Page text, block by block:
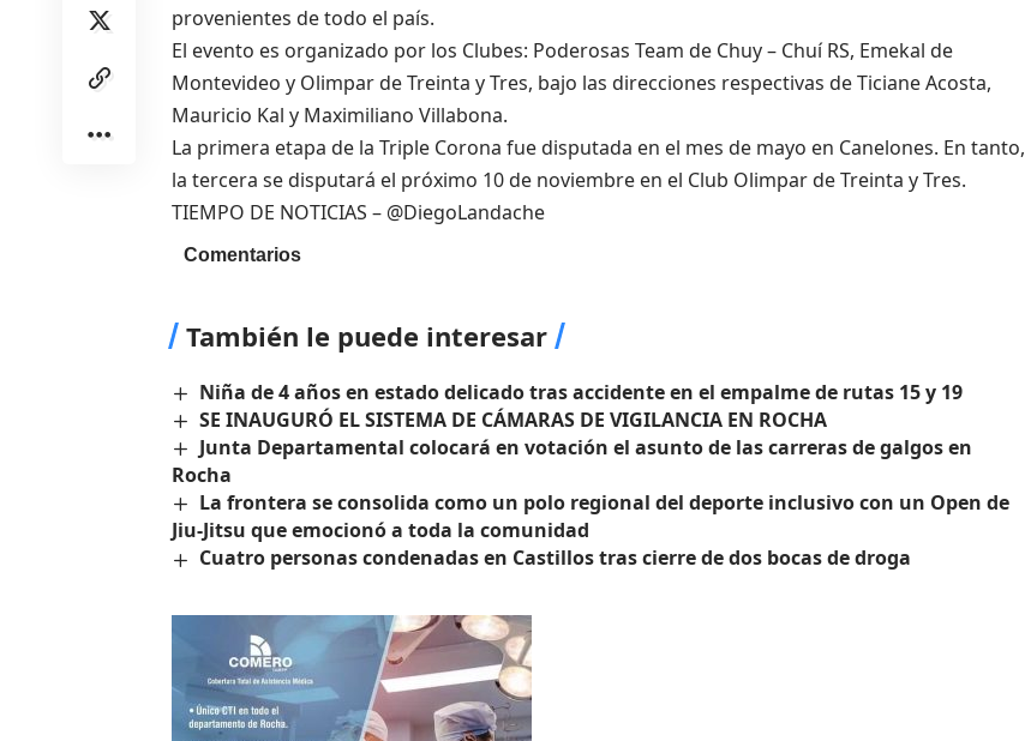
provenientes de todo el país.
El evento es organizado por los Clubes: Poderosas Team de Chuy – Chuí RS, Emekal de
Montevideo y Olimpar de Treinta y Tres, bajo las direcciones respectivas de Ticiane Acosta,
Mauricio Kal y Maximiliano Villabona.
La primera etapa de la Triple Corona fue disputada en el mes de mayo en Canelones. En tanto,
la tercera se disputará el próximo 10 de noviembre en el Club Olimpar de Treinta y Tres.
TIEMPO DE NOTICIAS – @DiegoLandache
Comentarios
También le puede interesar
Niña de 4 años en estado delicado tras accidente en el empalme de rutas 15 y 19
SE INAUGURÓ EL SISTEMA DE CÁMARAS DE VIGILANCIA EN ROCHA
Junta Departamental colocará en votación el asunto de las carreras de galgos en
Rocha
La frontera se consolida como un polo regional del deporte inclusivo con un Open de
Jiu-Jitsu que emocionó a toda la comunidad
Cuatro personas condenadas en Castillos tras cierre de dos bocas de droga